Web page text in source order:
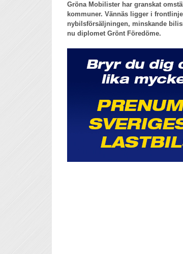
Gröna Mobilister har granskat
kommuner. Vännäs ligger i
nybilsförsäljningen, minskande
nu diplomet Grönt Föredöme.